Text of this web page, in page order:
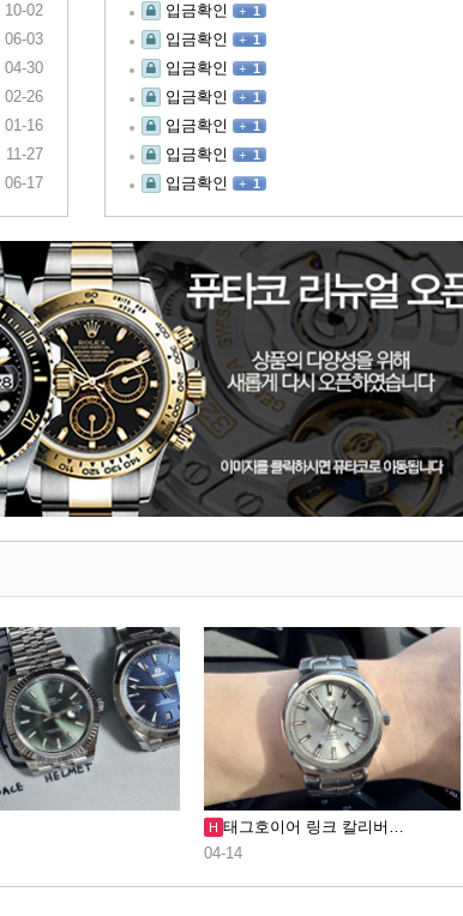
10-02
06-03
04-30
02-26
01-16
11-27
06-17
입금확인
+ 1
입금확인
+ 1
입금확인
+ 1
입금확인
+ 1
입금확인
+ 1
입금확인
+ 1
입금확인
+ 1
H 태그호이어 링크 칼리버…
04-14